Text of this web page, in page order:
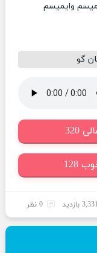
وایمیسم
گو
320
128
3,331 بازدید 0 نظر